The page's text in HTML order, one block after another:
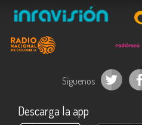
Síguenos
Descarga la app